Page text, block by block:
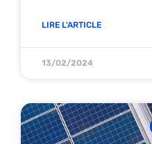
LIRE L'ARTICLE
13/02/2024